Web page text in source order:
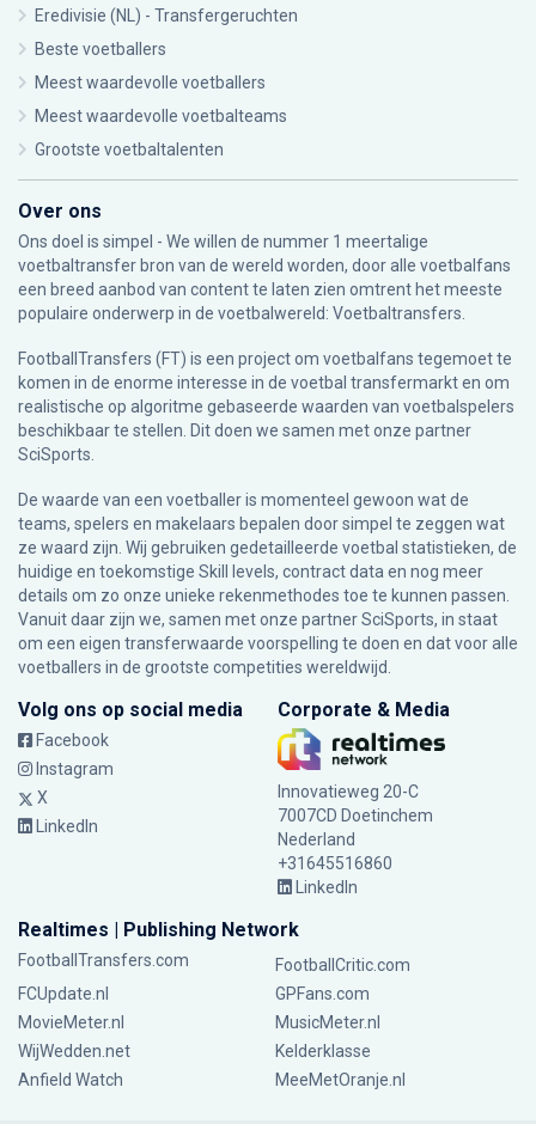
Eredivisie (NL) - Transfergeruchten
Beste voetballers
Meest waardevolle voetballers
Meest waardevolle voetbalteams
Grootste voetbaltalenten
Over ons
Ons doel is simpel - We willen de nummer 1 meertalige
voetbaltransfer bron van de wereld worden, door alle voetbalfans
een breed aanbod van content te laten zien omtrent het meeste
populaire onderwerp in de voetbalwereld: Voetbaltransfers.
FootballTransfers (FT) is een project om voetbalfans tegemoet te
komen in de enorme interesse in de voetbal transfermarkt en om
realistische op algoritme gebaseerde waarden van voetbalspelers
beschikbaar te stellen. Dit doen we samen met onze partner
SciSports
De waarde van een voetballer is momenteel gewoon wat de
teams, spelers en makelaars bepalen door simpel te zeggen wat
ze waard zijn. Wij gebruiken gedetailleerde voetbal statistieken, de
huidige en toekomstige Skill levels, contract data en nog meer
details om zo onze unieke rekenmethodes toe te kunnen passen.
Vanuit daar zijn we, samen met onze partner SciSports, in staat
om een eigen transferwaarde voorspelling te doen en dat voor alle
voetballers in de grootste competities wereldwijd.
Volg ons op social media
Facebook
Instagram
X
LinkedIn
Corporate & Media
Innovatieweg 20-C
7007CD Doetinchem
Nederland
+31645516860
LinkedIn
Realtimes | Publishing Network
FootballTransfers.com
FootballCritic.com
FCUpdate.nl
GPFans.com
MovieMeter.nl
MusicMeter.nl
WijWedden.net
Kelderklasse
Anfield Watch
MeeMetOranje.nl